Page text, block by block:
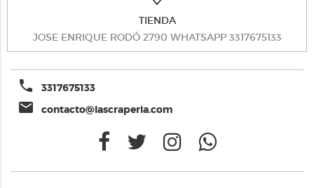
TIENDA
JOSE ENRIQUE RODÓ 2790 WHATSAPP 3317675133
phone 3317675133
email contacto@lascraperia.com